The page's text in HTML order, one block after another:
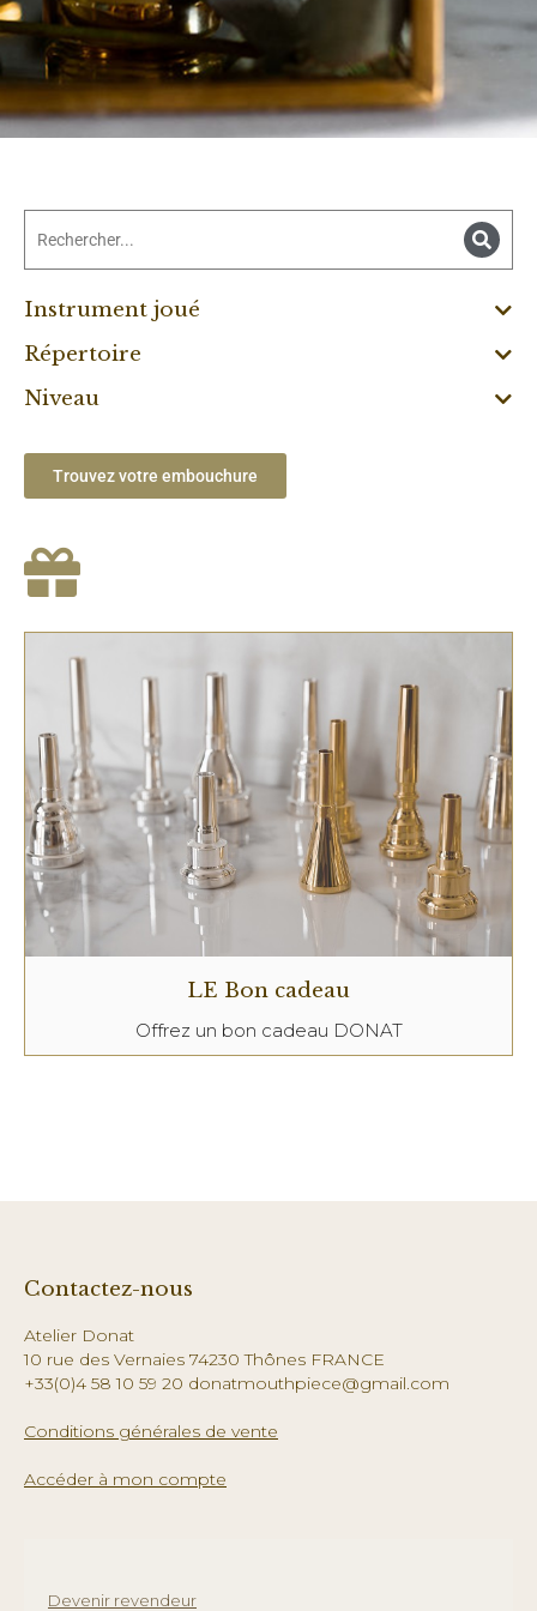
Instrument joué
Répertoire
Niveau
Trouvez votre embouchure
LE Bon cadeau
Offrez un bon cadeau DONAT
Contactez-nous
Atelier Donat
10 rue des Vernaies 74230 Thônes FRANCE
+33(0)4 58 10 59 20 donatmouthpiece@gmail.com
Conditions générales de vente
Accéder à mon compte
Devenir revendeur